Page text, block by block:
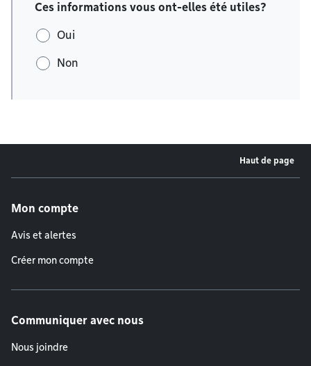
Ces informations vous ont-elles été utiles?
Oui
Non
Haut de page
Mon compte
Avis et alertes
Créer mon compte
Communiquer avec nous
Nous joindre